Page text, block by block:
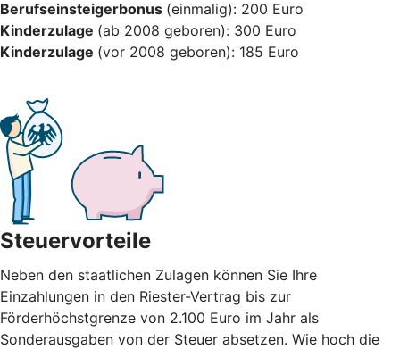
Berufseinsteigerbonus (einmalig): 200 Euro
Kinderzulage (ab 2008 geboren): 300 Euro
Kinderzulage (vor 2008 geboren): 185 Euro
Steuervorteile
Neben den staatlichen Zulagen können Sie Ihre
Einzahlungen in den Riester-Vertrag bis zur
Förderhöchstgrenze von 2.100 Euro im Jahr als
Sonderausgaben von der Steuer absetzen. Wie hoch die